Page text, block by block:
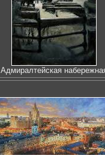
Адмиралтейская